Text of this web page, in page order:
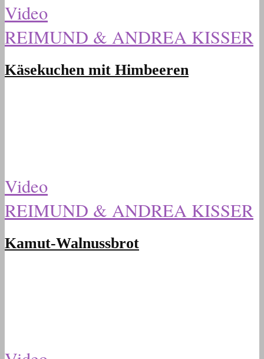
Video
REIMUND & ANDREA KISSER
Käsekuchen mit Himbeeren
Video
REIMUND & ANDREA KISSER
Kamut-Walnussbrot